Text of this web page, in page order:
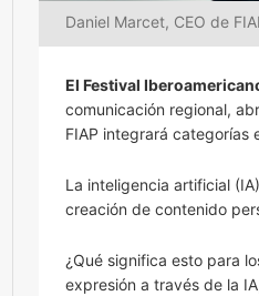
Daniel Marcet, CEO de
El Festival
comunicación regional,
FIAP integrará categorías
La inteligencia artificial
creación de contenido
¿Qué significa esto para
expresión a través de la